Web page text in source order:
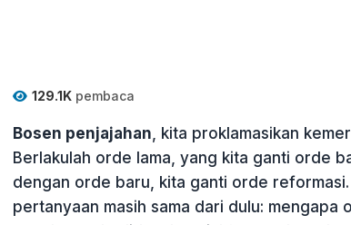
129.1Kpembaca
Bosen penjajahan, kita proklamasikan
Berlakulah orde lama, yang kita ganti orde
dengan orde baru, kita ganti orde
pertanyaan masih sama dari dulu: mengapa